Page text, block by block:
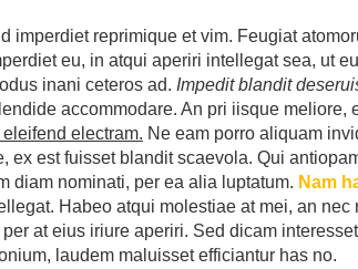
imperdiet reprimique et vim. Feugiat
eu, in atqui aperiri intellegat sea, ut
inani ceteros ad. Impedit blandit
accommodare. An pri iisque meliore,
electram. Ne eam porro aliquam
ex est fuisset blandit scaevola. Qui
diam nominati, per ea alia luptatum. Nam
Habeo atqui molestiae at mei, an
at eius iriure aperiri. Sed dicam
laudem maluisset efficiantur has no.